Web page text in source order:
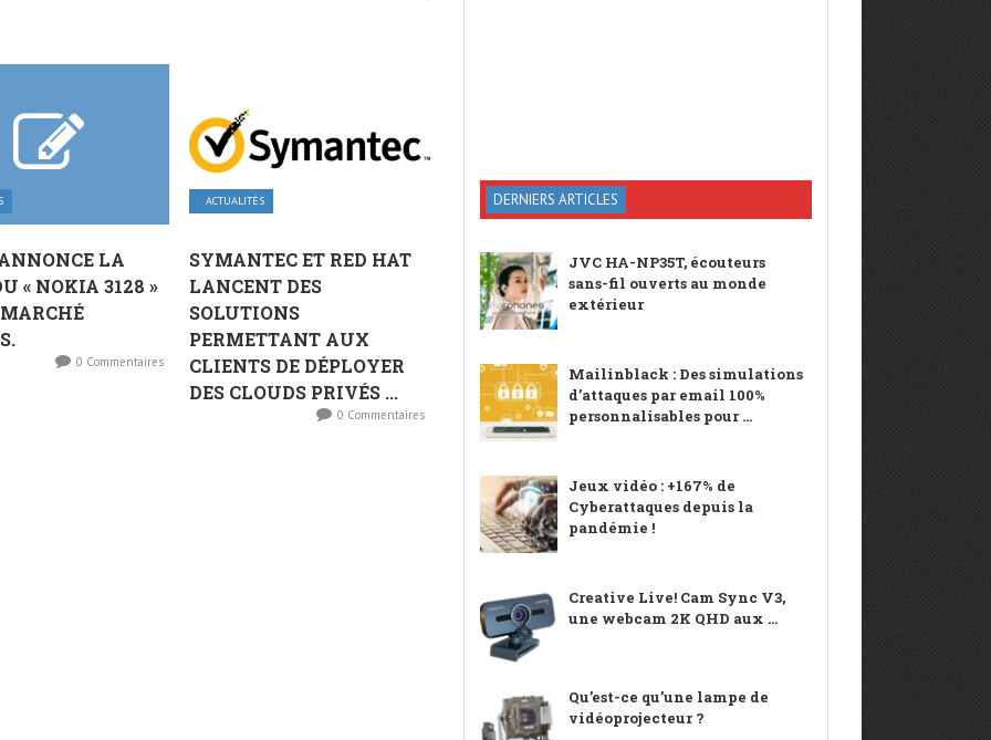
LA
« NOKIA 3128 »
0 Commentaires
ACTUALITÉS
SYMANTEC ET RED HAT
LANCENT DES
SOLUTIONS
PERMETTANT AUX
CLIENTS DE DÉPLOYER
DES CLOUDS PRIVÉS ...
0 Commentaires
DERNIERS ARTICLES
JVC HA-NP35T, écouteurs
sans-fil ouverts au monde
extérieur
Mailinblack : Des simulations
d’attaques par email 100%
personnalisables pour ...
Jeux vidéo : +167% de
Cyberattaques depuis la
pandémie !
Creative Live! Cam Sync V3,
une webcam 2K QHD aux ...
Qu’est-ce qu’une lampe de
vidéoprojecteur ?